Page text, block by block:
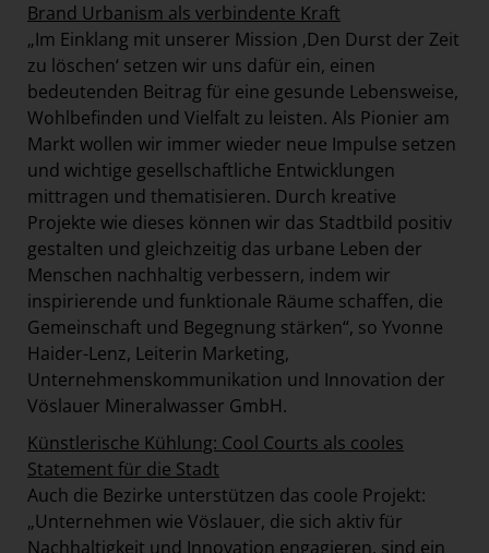
Brand Urbanism als verbindente Kraft
„Im Einklang mit unserer Mission ‚Den Durst der Zeit
zu löschen‘ setzen wir uns dafür ein, einen
bedeutenden Beitrag für eine gesunde Lebensweise,
Wohlbefinden und Vielfalt zu leisten. Als Pionier am
Markt wollen wir immer wieder neue Impulse setzen
und wichtige gesellschaftliche Entwicklungen
mittragen und thematisieren. Durch kreative
Projekte wie dieses können wir das Stadtbild positiv
gestalten und gleichzeitig das urbane Leben der
Menschen nachhaltig verbessern, indem wir
inspirierende und funktionale Räume schaffen, die
Gemeinschaft und Begegnung stärken“, so Yvonne
Haider-Lenz, Leiterin Marketing,
Unternehmenskommunikation und Innovation der
Vöslauer Mineralwasser GmbH.
Künstlerische Kühlung: Cool Courts als cooles
Statement für die Stadt
Auch die Bezirke unterstützen das coole Projekt:
„Unternehmen wie Vöslauer, die sich aktiv für
Nachhaltigkeit und Innovation engagieren, sind ein